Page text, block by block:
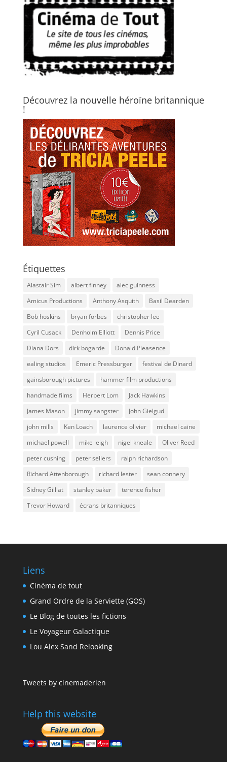
Découvrez la nouvelle héroïne britannique
!
Étiquettes
Alastair Sim albert finney
alec guinness
Amicus Productions
Anthony Asquith
Basil Dearden
Bob hoskins
bryan forbes
christopher lee
Cyril Cusack
Denholm Elliott
Dennis Price
Diana Dors
dirk bogarde
Donald Pleasence
ealing studios
Emeric Pressburger
festival de Dinard
gainsborough pictures
hammer film productions
handmade films
Herbert Lom
Jack Hawkins
James Mason
jimmy sangster
John Gielgud
john mills
Ken Loach laurence olivier
michael caine
michael powell
mike leigh nigel kneale
Oliver Reed
peter cushing
peter sellers
ralph richardson
Richard Attenborough
richard lester
sean connery
Sidney Gilliat
stanley baker
terence fisher
Trevor Howard
écrans britanniques
Liens
Cinéma de tout
Grand Ordre de la Serviette (GOS)
Le Blog de toutes les fictions
Le Voyageur Galactique
Lou Alex Sand Relooking
Tweets by cinemaderien
Help this website